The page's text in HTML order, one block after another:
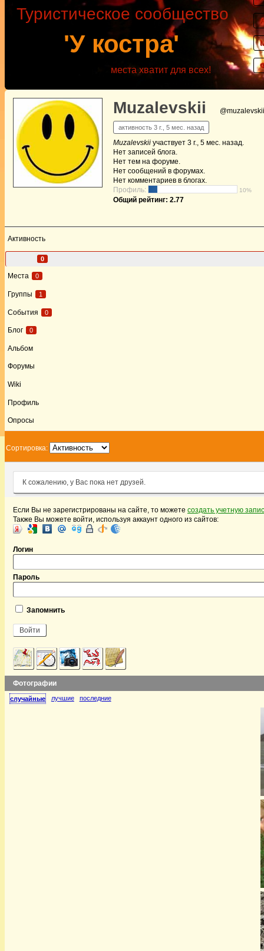
'У костра'
Туристическое сообщество
места хватит для всех!
Muzalevskii @muzalevskii
активность 3 г., 5 мес. назад
Muzalevskii участвует 3 г., 5 мес. назад.
Нет записей блога.
Нет тем на форуме.
Нет сообщений в форумах.
Нет комментариев в блогах.
Профиль:
10%
Общий рейтинг: 2.77
Активность
0
Места 0
Группы 1
События 0
Блог 0
Альбом
Форумы
Wiki
Профиль
Опросы
Сортировка:
К сожалению, у Вас пока нет друзей.
Если Вы не зарегистрированы на сайте, то можете создать учетную
Также Вы можете войти, используя аккаунт одного из сайтов:
Логин
Пароль
Запомнить
Фотографии
случайные лучшие последние